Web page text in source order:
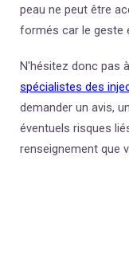
peau ne peut être
formés car le geste
N'hésitez donc pas
spécialistes des
demander un avis,
éventuels risques
renseignement que